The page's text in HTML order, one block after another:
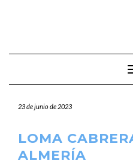
23 de junio de 2023
LOMA
ALMERÍA